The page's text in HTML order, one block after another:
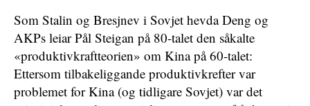
Som Stalin og Bresjnev i Sovjet hevda Deng og
AKPs leiar Pål Steigan på 80-talet den såkalte
«produktivkraftteorien» om Kina på 60-talet:
Ettersom tilbakeliggande produktivkrefter var
problemet for Kina (og tidligare Sovjet) var det